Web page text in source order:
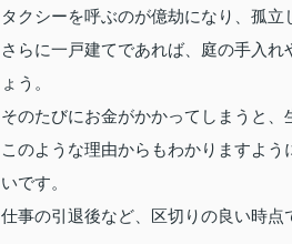
タクシーを呼ぶのが億劫になり、孤立
さらに一戸建てであれば、庭の手入
ょう。
そのたびにお金がかかってしまうと、
このような理由からもわかりますよ
いです。
仕事の引退後など、区切りの良い時点